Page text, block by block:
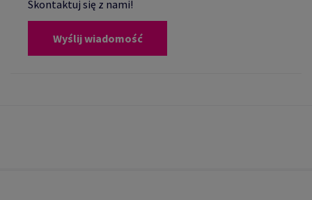
Skontaktuj się z nami!
Wyślij wiadomość